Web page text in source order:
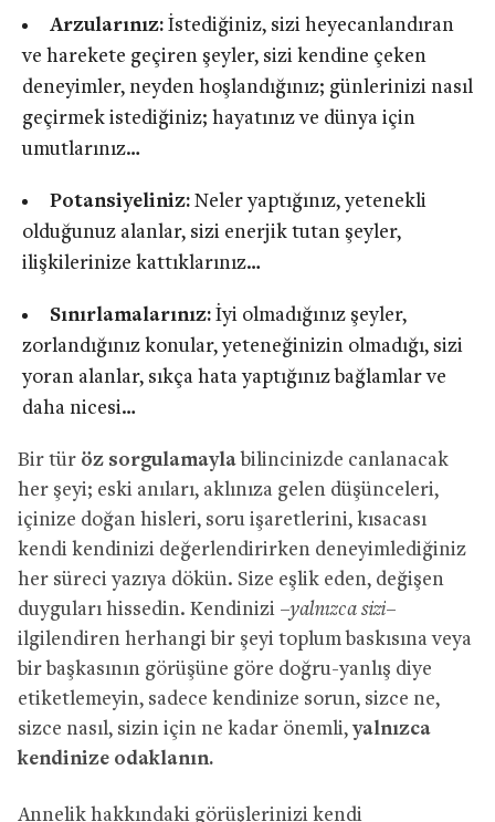
Arzularınız:İstediğiniz, sizi heyecanlandıran
ve harekete geçiren şeyler, sizi kendine çeken
deneyimler, neyden hoşlandığınız; günlerinizi nasıl
geçirmek istediğiniz; hayatınız ve dünya için
umutlarınız…
Potansiyeliniz: Neler yaptığınız, yetenekli
olduğunuz alanlar, sizi enerjik tutan şeyler,
ilişkilerinize kattıklarınız…
Sınırlamalarınız:İyi olmadığınız şeyler,
zorlandığınız konular, yeteneğinizin olmadığı, sizi
yoran alanlar, sıkça hata yaptığınız bağlamlar ve
daha nicesi…
Bir tür öz sorgulamayla bilincinizde canlanacak
her şeyi; eski anıları, aklınıza gelen düşünceleri,
içinize doğan hisleri, soru işaretlerini, kısacası
kendi kendinizi değerlendirirken deneyimlediğiniz
her süreci yazıya dökün. Size eşlik eden, değişen
duyguları hissedin. Kendinizi –yalnızca sizi–
ilgilendiren herhangi bir şeyi toplum baskısına veya
bir başkasının görüşüne göre doğru-yanlış diye
etiketlemeyin, sadece kendinize sorun, sizce ne,
sizce nasıl, sizin için ne kadar önemli, yalnızca
kendinize odaklanın.
Annelik hakkındaki görüşlerinizi kendi